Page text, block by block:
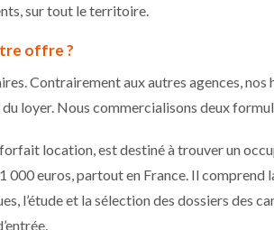
sur tout le territoire.
offre ?
Contrairement aux autres agences, nos
loyer. Nous commercialisons deux
location, est destiné à trouver un
000 euros, partout en France. Il
l’étude et la sélection des dossiers des